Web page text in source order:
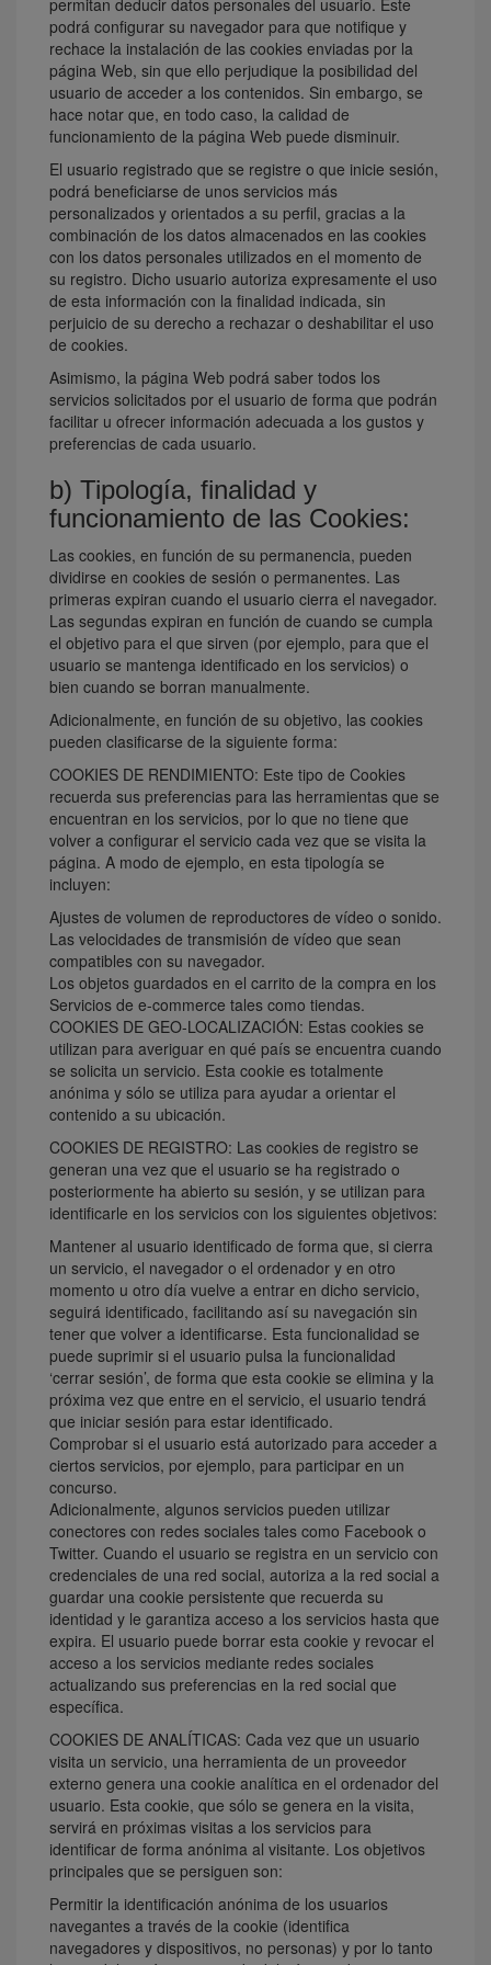
permitan deducir datos personales del usuario. Éste
podrá configurar su navegador para que notifique y
rechace la instalación de las cookies enviadas por la
página Web, sin que ello perjudique la posibilidad del
usuario de acceder a los contenidos. Sin embargo, se
hace notar que, en todo caso, la calidad de
funcionamiento de la página Web puede disminuir.
El usuario registrado que se registre o que inicie sesión,
podrá beneficiarse de unos servicios más
personalizados y orientados a su perfil, gracias a la
combinación de los datos almacenados en las cookies
con los datos personales utilizados en el momento de
su registro. Dicho usuario autoriza expresamente el uso
de esta información con la finalidad indicada, sin
perjuicio de su derecho a rechazar o deshabilitar el uso
de cookies.
Asimismo, la página Web podrá saber todos los
servicios solicitados por el usuario de forma que podrán
facilitar u ofrecer información adecuada a los gustos y
preferencias de cada usuario.
b) Tipología, finalidad y
funcionamiento de las Cookies:
Las cookies, en función de su permanencia, pueden
dividirse en cookies de sesión o permanentes. Las
primeras expiran cuando el usuario cierra el navegador.
Las segundas expiran en función de cuando se cumpla
el objetivo para el que sirven (por ejemplo, para que el
usuario se mantenga identificado en los servicios) o
bien cuando se borran manualmente.
Adicionalmente, en función de su objetivo, las cookies
pueden clasificarse de la siguiente forma:
COOKIES DE RENDIMIENTO: Este tipo de Cookies
recuerda sus preferencias para las herramientas que se
encuentran en los servicios, por lo que no tiene que
volver a configurar el servicio cada vez que se visita la
página. A modo de ejemplo, en esta tipología se
incluyen:
Ajustes de volumen de reproductores de vídeo o sonido.
Las velocidades de transmisión de vídeo que sean
compatibles con su navegador.
Los objetos guardados en el carrito de la compra en los
Servicios de e-commerce tales como tiendas.
COOKIES DE GEO-LOCALIZACIÓN: Estas cookies se
utilizan para averiguar en qué país se encuentra cuando
se solicita un servicio. Esta cookie es totalmente
anónima y sólo se utiliza para ayudar a orientar el
contenido a su ubicación.
COOKIES DE REGISTRO: Las cookies de registro se
generan una vez que el usuario se ha registrado o
posteriormente ha abierto su sesión, y se utilizan para
identificarle en los servicios con los siguientes objetivos:
Mantener al usuario identificado de forma que, si cierra
un servicio, el navegador o el ordenador y en otro
momento u otro día vuelve a entrar en dicho servicio,
seguirá identificado, facilitando así su navegación sin
tener que volver a identificarse. Esta funcionalidad se
puede suprimir si el usuario pulsa la funcionalidad
‘cerrar sesión’, de forma que esta cookie se elimina y la
próxima vez que entre en el servicio, el usuario tendrá
que iniciar sesión para estar identificado.
Comprobar si el usuario está autorizado para acceder a
ciertos servicios, por ejemplo, para participar en un
concurso.
Adicionalmente, algunos servicios pueden utilizar
conectores con redes sociales tales como Facebook o
Twitter. Cuando el usuario se registra en un servicio con
credenciales de una red social, autoriza a la red social a
guardar una cookie persistente que recuerda su
identidad y le garantiza acceso a los servicios hasta que
expira. El usuario puede borrar esta cookie y revocar el
acceso a los servicios mediante redes sociales
actualizando sus preferencias en la red social que
específica.
COOKIES DE ANALÍTICAS: Cada vez que un usuario
visita un servicio, una herramienta de un proveedor
externo genera una cookie analítica en el ordenador del
usuario. Esta cookie, que sólo se genera en la visita,
servirá en próximas visitas a los servicios para
identificar de forma anónima al visitante. Los objetivos
principales que se persiguen son:
Permitir la identificación anónima de los usuarios
navegantes a través de la cookie (identifica
navegadores y dispositivos, no personas) y por lo tanto